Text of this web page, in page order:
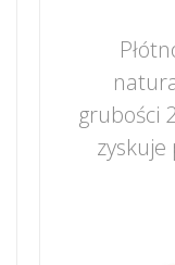
grubości